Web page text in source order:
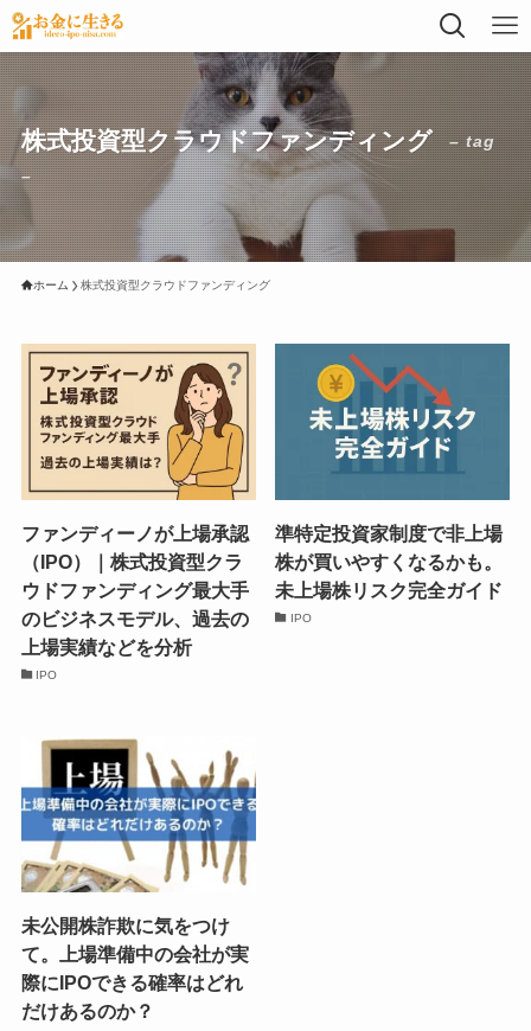
株式投資型クラウドファンディング
– tag
–
ホーム 株式投資型クラウドファンディング
ファンディーノが上場承認
（IPO）｜株式投資型クラ
ウドファンディング最大手
のビジネスモデル、過去の
上場実績などを分析
IPO
準特定投資家制度で非上場
株が買いやすくなるかも。
未上場株リスク完全ガイド
IPO
未公開株詐欺に気をつけ
て。上場準備中の会社が実
際にIPOできる確率はどれ
だけあるのか？